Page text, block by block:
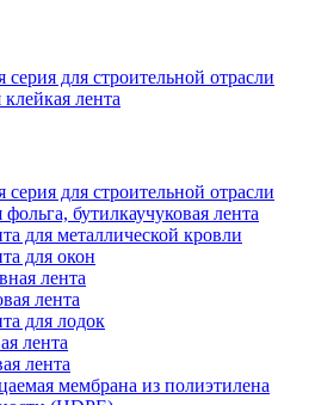
для строительной отрасли
лента
для строительной отрасли
бутилкаучуковая лента
для металлической кровли
для окон
лента
лента
для лодок
лента
лента
мембрана из полиэтилена